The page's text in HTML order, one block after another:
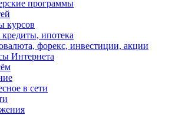
программы
курсов
ипотека
форекс, инвестиции, акции
Интернета
в сети